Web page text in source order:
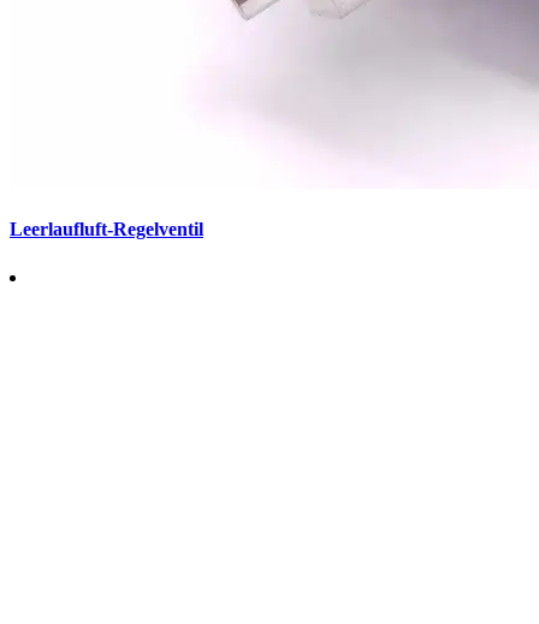
Leerlaufluft-Regelventil